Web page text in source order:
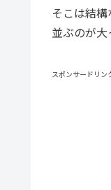
そこは結
並ぶのが
スポンサードリン